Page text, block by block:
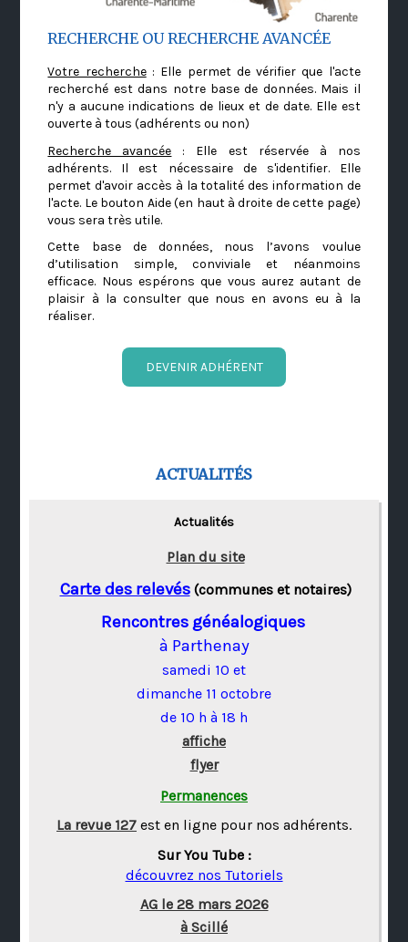
RECHERCHE OU RECHERCHE AVANCÉE
Votre recherche: Elle permet de vérifier que l'acte
recherché est dans notre base de données. Mais il
n'y a aucune indications de lieux et de date. Elle est
ouverte à tous (adhérents ou non)
Recherche avancée : Elle est réservée à nos
adhérents. Il est nécessaire de s'identifier. Elle
permet d'avoir accès à la totalité des information de
l'acte. Le bouton Aide (en haut à droite de cette page)
vous sera très utile.
Cette base de données, nous l’avons voulue
d’utilisation simple, conviviale et néanmoins
efficace. Nous espérons que vous aurez autant de
plaisir à la consulter que nous en avons eu à la
réaliser.
DEVENIR ADHÉRENT
ACTUALITÉS
Actualités
Plan du site
Carte des relevés(communes et notaires)
Rencontres généalogiques
à Parthenay
samedi 10 et
dimanche 11 octobre
de 10 h à 18 h
affiche
flyer
Permanences
La revue 127 est en ligne pour nos adhérents.
Sur You Tube :
découvrez nos Tutoriels
AG le 28 mars 2026
à Scillé